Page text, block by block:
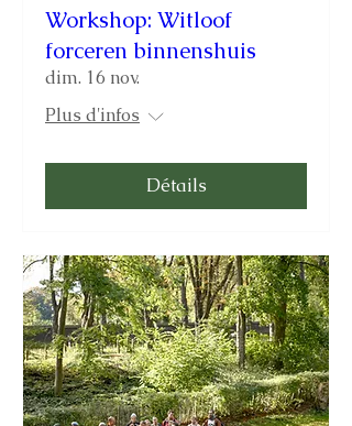
Workshop: Witloof
forceren binnenshuis
dim. 16 nov.
Plus d'infos
Détails